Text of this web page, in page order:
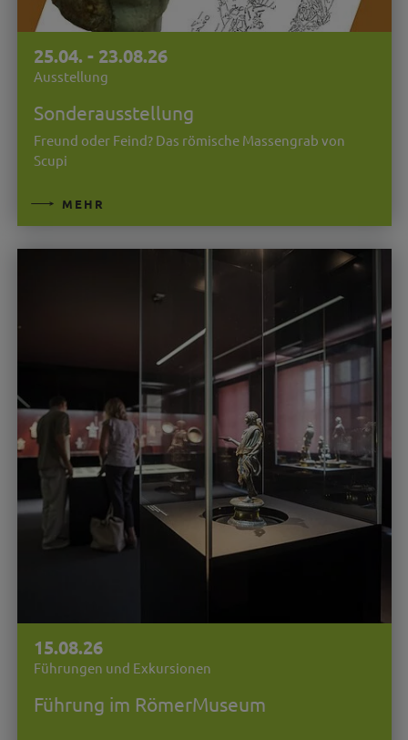
25.04. - 23.08.26
Ausstellung
Sonderausstellung
Freund oder Feind? Das römische Massengrab von
Scupi
MEHR
15.08.26
Führungen und Exkursionen
Führung im RömerMuseum